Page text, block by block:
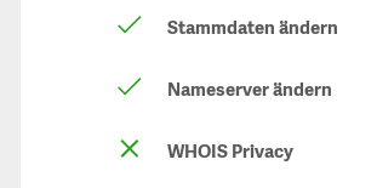
Stammdaten ändern
Nameserver ändern
WHOIS Privacy